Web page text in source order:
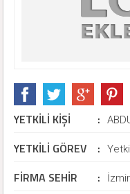
YETKİLİ KİŞİ :
YETKİLİ GÖREV :
FİRMA SEHİR :